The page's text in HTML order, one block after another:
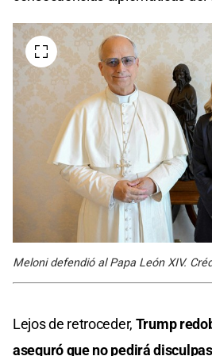
Meloni defendió al Papa León XIV.
Lejos de retroceder, Trump
aseguró que no pedirá